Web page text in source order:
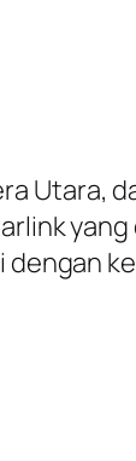
Utara,